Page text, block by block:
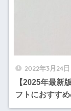
2022年3月24日
【2025年最新
フトにおすす